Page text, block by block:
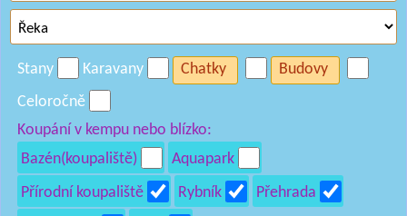
Stany Karavany Chatky
Budovy
Celoročně
Koupání v kempu nebo blízko:
Bazén(koupaliště)
Aquapark
Přírodní koupaliště
Rybník
Přehrada